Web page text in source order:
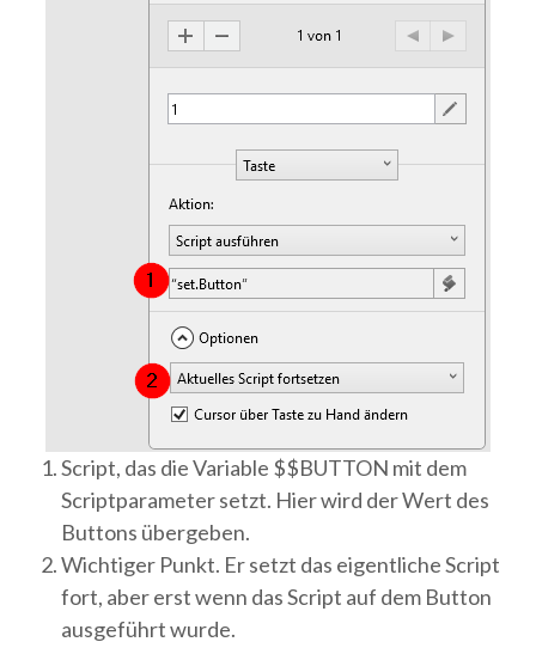
Script, das die Variable $$BUTTON mit dem
Scriptparameter setzt. Hier wird der Wert des
Buttons übergeben.
Wichtiger Punkt. Er setzt das eigentliche Script
fort, aber erst wenn das Script auf dem Button
ausgeführt wurde.